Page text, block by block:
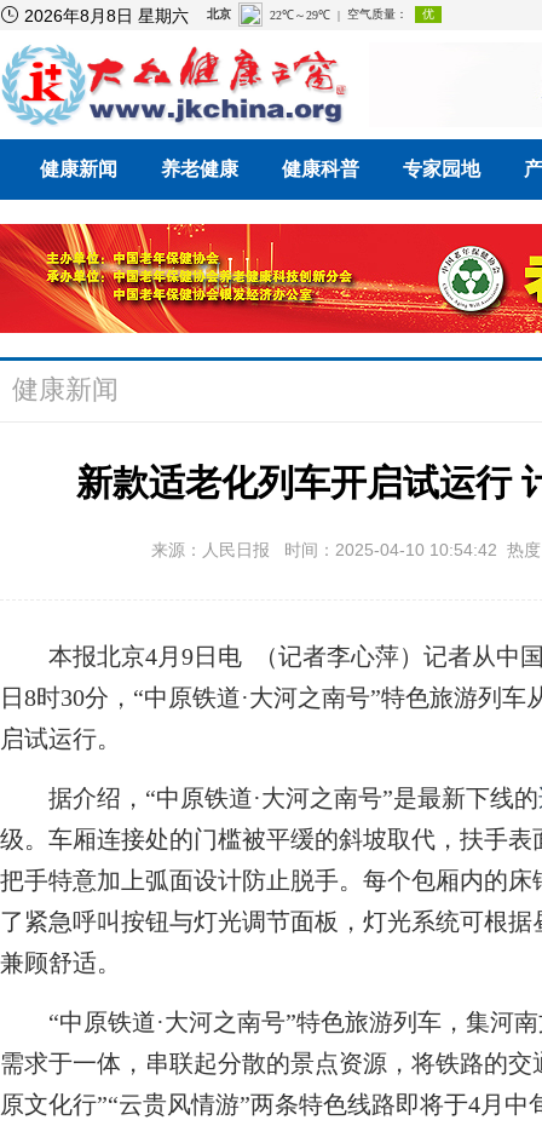
 2026年8月8日 星期六
健康新闻 养老健康 健康科普 专家园地
健康新闻
新款适老化列车开启试运行
来源：人民日报 时间：2025-04-10 10:54:42 热
本报北京4月9日电 （记者李心萍）记者从中国
日8时30分，“中原铁道·大河之南号”特色旅游列
启试运行。
据介绍，“中原铁道·大河之南号”是最新下线的
级。车厢连接处的门槛被平缓的斜坡取代，扶手
把手特意加上弧面设计防止脱手。每个包厢内的
了紧急呼叫按钮与灯光调节面板，灯光系统可根
兼顾舒适。
“中原铁道·大河之南号”特色旅游列车，集河南
需求于一体，串联起分散的景点资源，将铁路的
原文化行”“云贵风情游”两条特色线路即将于4月